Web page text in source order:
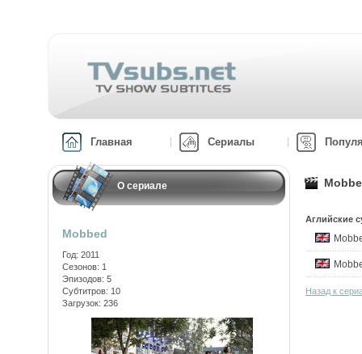
Главная Сериалы
О сериале
Mobbed
Год: 2011
Сезонов: 1
Эпизодов: 5
Субтитров: 10
Загрузок: 236
Аглийские
Назад к